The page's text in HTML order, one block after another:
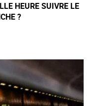
HEURE SUIVRE LE
?